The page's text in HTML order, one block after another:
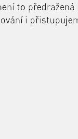
to
i